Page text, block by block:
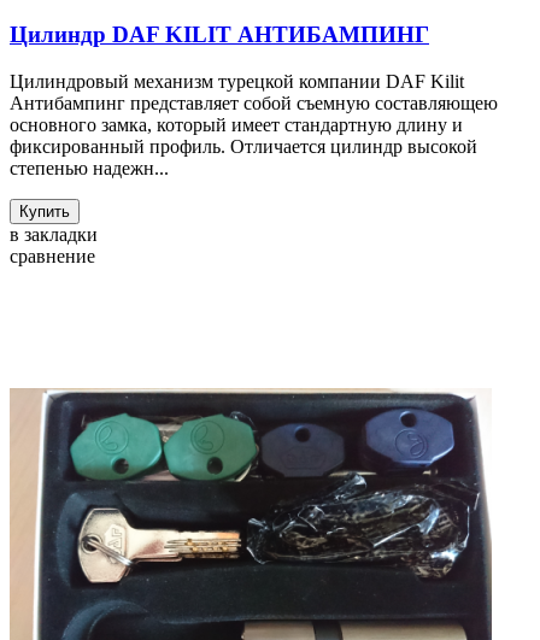
Цилиндр DAF KILIT АНТИБАМПИНГ
Цилиндровый механизм турецкой компании DAF Kilit
Антибампинг представляет собой съемную составляющею
основного замка, который имеет стандартную длину и
фиксированный профиль. Отличается цилиндр высокой
степенью надежн...
Купить
в закладки
сравнение